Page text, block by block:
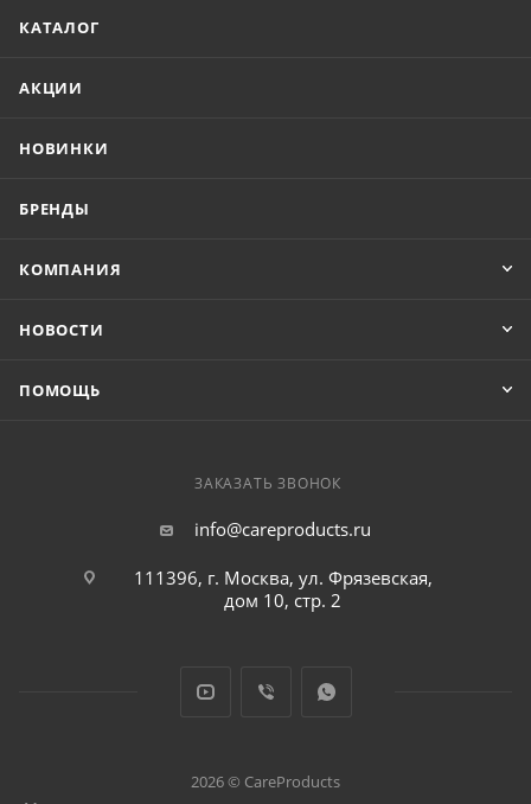
КАТАЛОГ
АКЦИИ
НОВИНКИ
БРЕНДЫ
КОМПАНИЯ
НОВОСТИ
ПОМОЩЬ
ЗАКАЗАТЬ ЗВОНОК
info@careproducts.ru
111396, г. Москва, ул. Фрязевская,
дом 10, стр. 2
2026 © CareProducts